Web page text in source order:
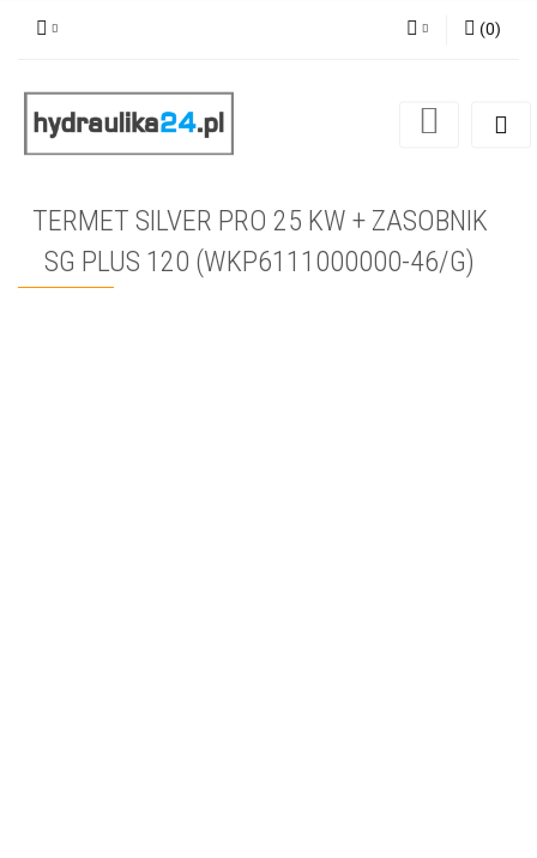
Zarejestruj się
(0)
TERMET SILVER PRO 25 KW + ZASOBNIK
SG PLUS 120 (WKP6111000000-46/G)